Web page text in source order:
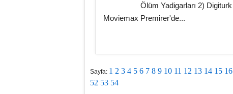
Ölüm Yadigarları 2) Digiturk
Moviemax Premirer'de...
Sayfa: 1 2 3 4 5 6 7 8 9 10 11 12 13 14 15 16
52 53 54